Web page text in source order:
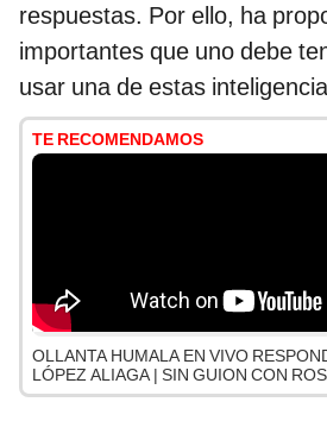
respuestas. Por ello, ha
importantes que uno debe
usar una de estas
TE RECOMENDAMOS
OLLANTA HUMALA EN VIVO
LÓPEZ ALIAGA | SIN GUION CON